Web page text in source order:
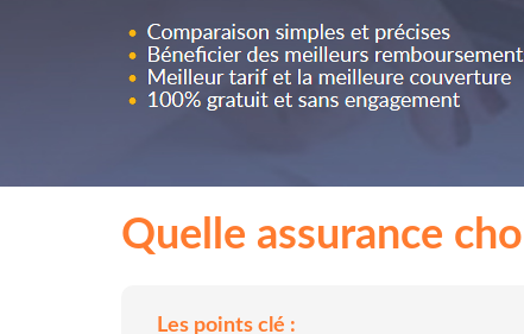
Quelle assurance
Les points clé :